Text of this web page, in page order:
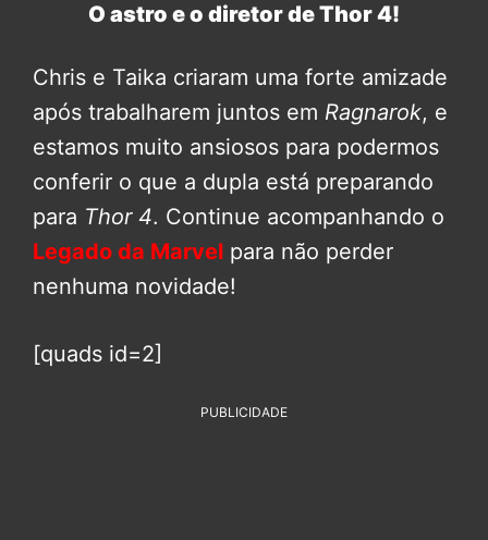
O astro e o diretor de Thor 4!
Chris e Taika criaram uma forte amizade
após trabalharem juntos em Ragnarok, e
estamos muito ansiosos para podermos
conferir o que a dupla está preparando
para Thor 4. Continue acompanhando o
Legado da Marvel para não perder
nenhuma novidade!
[quads id=2]
PUBLICIDADE